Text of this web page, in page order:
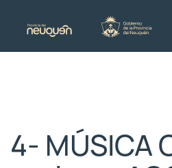
4- MÚSICA